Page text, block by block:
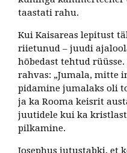
taastati rahu.
Kui Kaisareas lepitust
riietunud – juudi
hõbedast tehtud
rahvas: „Jumala, mitte
pidamine jumalaks oli
ja ka Rooma keisrit
juutidele kui ka
pilkamine.
Josephus jutustabki, et